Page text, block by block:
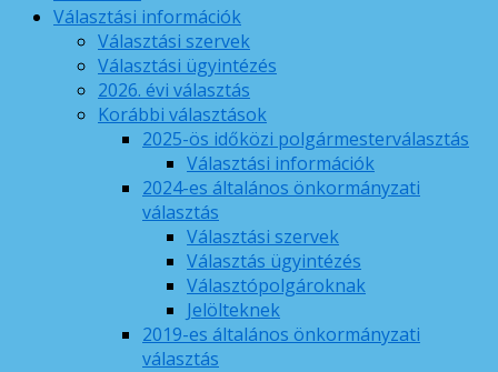
Választási információk
Választási szervek
Választási ügyintézés
2026. évi választás
Korábbi választások
2025-ös időközi polgármesterválasztás
Választási információk
2024-es általános önkormányzati
választás
Választási szervek
Választás ügyintézés
Választópolgároknak
Jelölteknek
2019-es általános önkormányzati
választás